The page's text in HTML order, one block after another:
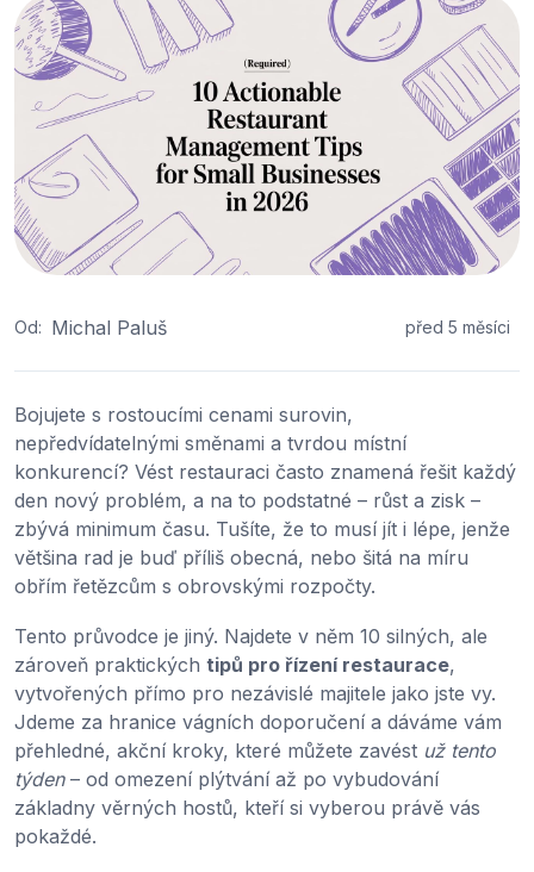
Od: Michal Paluš před 5 měsíci
Bojujete s rostoucími cenami surovin,
nepředvídatelnými směnami a tvrdou místní
konkurencí? Vést restauraci často znamená řešit každý
den nový problém, a na to podstatné – růst a zisk –
zbývá minimum času. Tušíte, že to musí jít i lépe, jenže
většina rad je buď příliš obecná, nebo šitá na míru
obřím řetězcům s obrovskými rozpočty.
Tento průvodce je jiný. Najdete v něm 10 silných, ale
zároveň praktických tipů pro řízení restaurace,
vytvořených přímo pro nezávislé majitele jako jste vy.
Jdeme za hranice vágních doporučení a dáváme vám
přehledné, akční kroky, které můžete zavést už tento
týden– od omezení plýtvání až po vybudování
základny věrných hostů, kteří si vyberou právě vás
pokaždé.